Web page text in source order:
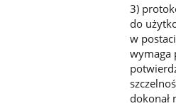
3)
do
w
wymaga
dokonał